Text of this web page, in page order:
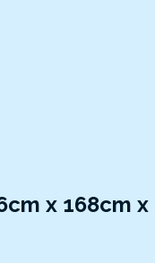
x 168cm